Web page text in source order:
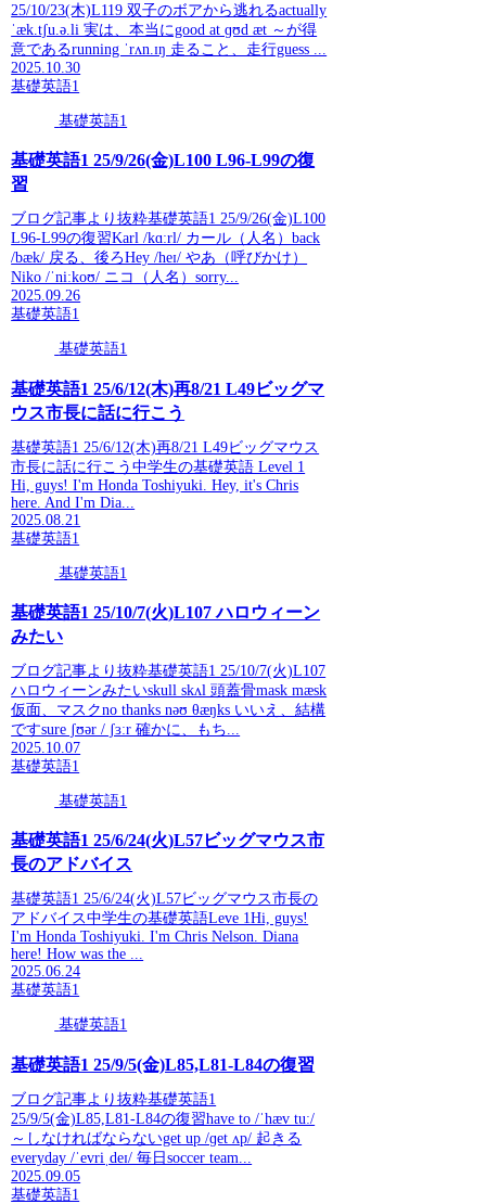
25/10/23(木)L119 双子のボアから逃れるactually
ˈæk.tʃu.ə.li 実は、本当にgood at ɡʊd æt ～が得
意であるrunning ˈrʌn.ɪŋ 走ること、走行guess ...
2025.10.30
基礎英語1
基礎英語1
基礎英語1 25/9/26(金)L100 L96-L99の復
習
ブログ記事より抜粋基礎英語1 25/9/26(金)L100
L96-L99の復習Karl /kɑːrl/ カール（人名）back
/bæk/ 戻る、後ろHey /heɪ/ やあ（呼びかけ）
Niko /ˈniːkoʊ/ ニコ（人名）sorry...
2025.09.26
基礎英語1
基礎英語1
基礎英語1 25/6/12(木)再8/21 L49ビッグマ
ウス市長に話に行こう
基礎英語1 25/6/12(木)再8/21 L49ビッグマウス
市長に話に行こう中学生の基礎英語 Level 1
Hi, guys! I'm Honda Toshiyuki. Hey, it's Chris
here. And I'm Dia...
2025.08.21
基礎英語1
基礎英語1
基礎英語1 25/10/7(火)L107 ハロウィーン
みたい
ブログ記事より抜粋基礎英語1 25/10/7(火)L107
ハロウィーンみたいskull skʌl 頭蓋骨mask mæsk
仮面、マスクno thanks nəʊ θæŋks いいえ、結構
ですsure ʃʊər / ʃɜːr 確かに、もち...
2025.10.07
基礎英語1
基礎英語1
基礎英語1 25/6/24(火)L57ビッグマウス市
長のアドバイス
基礎英語1 25/6/24(火)L57ビッグマウス市長の
アドバイス中学生の基礎英語Leve 1Hi, guys!
I'm Honda Toshiyuki. I'm Chris Nelson. Diana
here! How was the ...
2025.06.24
基礎英語1
基礎英語1
基礎英語1 25/9/5(金)L85,L81-L84の復習
ブログ記事より抜粋基礎英語1
25/9/5(金)L85,L81-L84の復習have to /ˈhæv tuː/
～しなければならないget up /ɡet ʌp/ 起きる
everyday /ˈevriˌdeɪ/ 毎日soccer team...
2025.09.05
基礎英語1